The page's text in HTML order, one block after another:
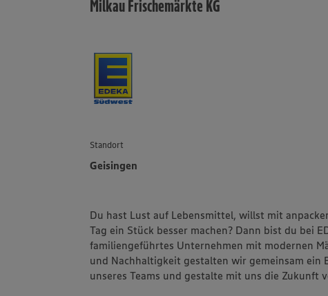
Milkau Frischemärkte KG
Standort
Geisingen
Du hast Lust auf Lebensmittel, willst mit
Tag ein Stück besser machen? Dann bist du bei
familiengeführtes Unternehmen mit modernen
und Nachhaltigkeit gestalten wir gemeinsam ein
unseres Teams und gestalte mit uns die Zukunft